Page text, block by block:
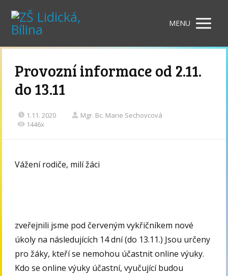
MENU
Provozní informace od 2.11.
do 13.11
1.11. 2020
Mgr. Bc. Marie Sechovcová
1446x
Vážení rodiče, milí žáci
zveřejnili jsme pod červeným vykřičníkem nové
úkoly na následujících 14 dní (do 13.11.) Jsou určeny
pro žáky, kteří se nemohou účastnit online výuky.
Kdo se online výuky účastní, vyučující budou